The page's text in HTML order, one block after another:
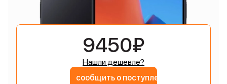
9450₽
Нашли дешевле?
сообщить о поступлении